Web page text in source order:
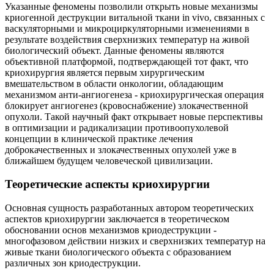
Указанные феномены позволили открыть новые механизмы
криогенной деструкции витальной ткани in vivo, связанных с
васкуляторными и микроциркуляторными изменениями в
результате воздействия сверхнизких температур на живой
биологический объект. Данные феномены являются
объективной платформой, подтверждающей тот факт, что
криохирургия является первым хирургическим
вмешательством в области онкологии, обладающим
механизмом анти-ангиогенеза - криохирургическая операция
блокирует ангиогенез (кровоснабжение) злокачественной
опухоли. Такой научный факт открывает новые перспективы
в оптимизации и радикализации противоопухолевой
концепции в клинической практике лечения
доброкачественных и злокачественных опухолей уже в
ближайшем будущем человеческой цивилизации.
Теоретические аспекты криохирургии
Основная сущность разработанных автором теоретических
аспектов криохирургии заключается в теоретическом
обосновании основ механизмов криодеструкции -
многофазовом действии низких и сверхнизких температур на
живые ткани биологического объекта с образованием
различных зон криодеструкции.